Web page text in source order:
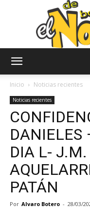
Inicio Noticias recientes
Noticias recientes
DANIELES
DIA L-
PATÁN
Por Alvaro Botero - 28/03/